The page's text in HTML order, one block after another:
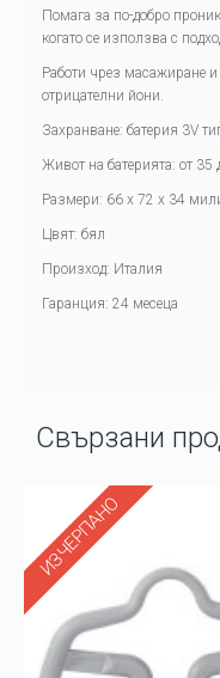
Помага за по-добро
когато се използва с
Работи чрез масажиране
отрицателни йони.
Захранване: батерия 3V
Живот на батерията: от
Размери: 66 x 72 x 34
Цвят: бял
Произход: Италия
Гаранция: 24 месеца
Свързани
ИЗЧЕРПАНО